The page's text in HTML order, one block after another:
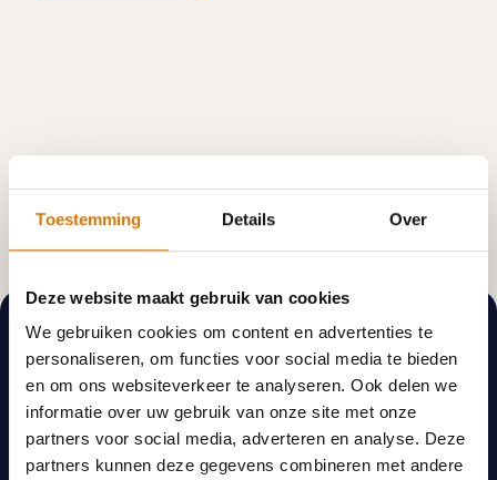
Toestemming Details Over
Deze website maakt gebruik van cookies
We gebruiken cookies om content en advertenties te
personaliseren, om functies voor social media te bieden
en om ons websiteverkeer te analyseren. Ook delen we
informatie over uw gebruik van onze site met onze
partners voor social media, adverteren en analyse. Deze
partners kunnen deze gegevens combineren met andere